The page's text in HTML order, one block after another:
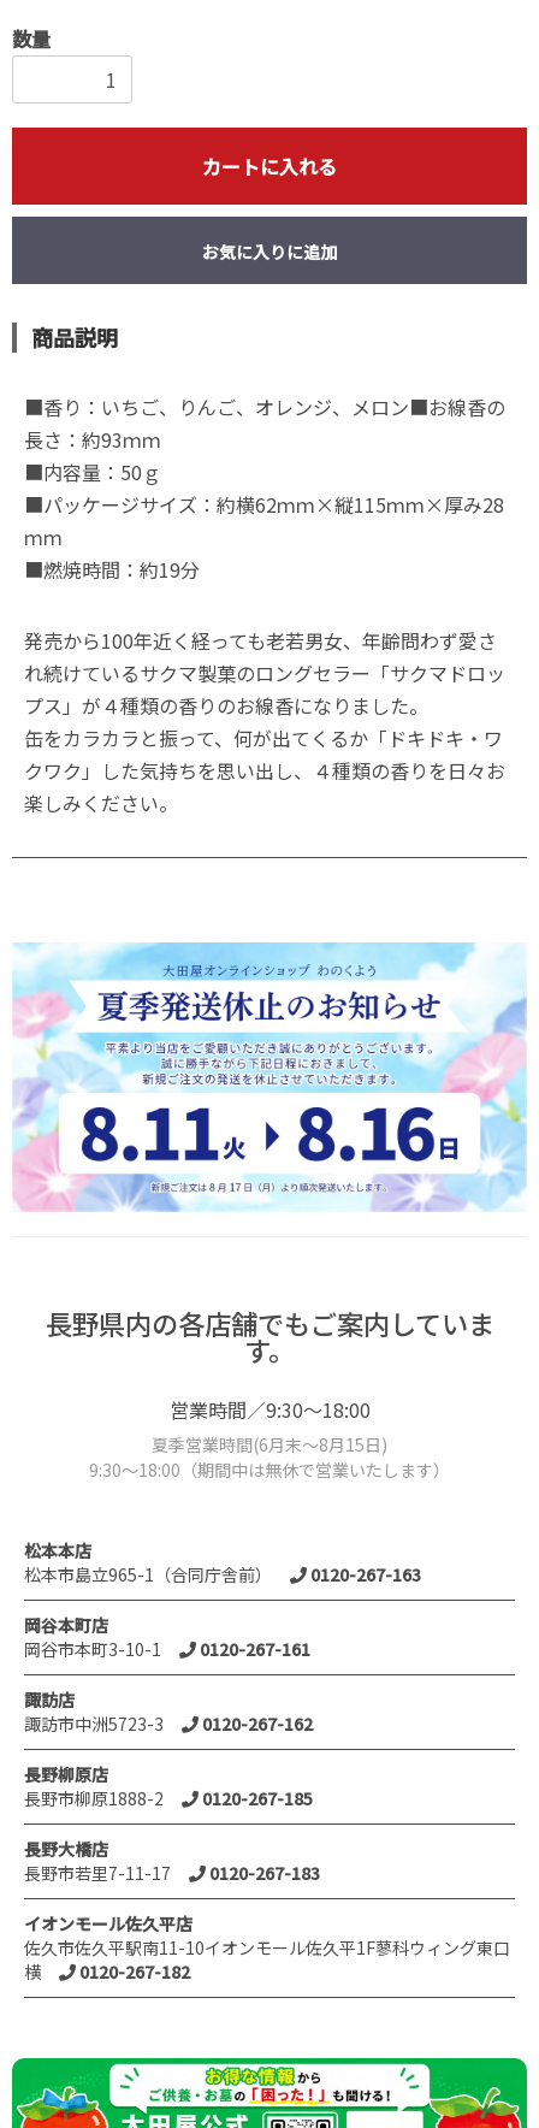
数量
カートに入れる
お気に入りに追加
商品説明
■香り：いちご、りんご、オレンジ、メロン■お線香の
長さ：約93ｍｍ
■内容量：50ｇ
■パッケージサイズ：約横62ｍｍ×縦115ｍｍ×厚み28
ｍｍ
■燃焼時間：約19分
発売から100年近く経っても老若男女、年齢問わず愛さ
れ続けているサクマ製菓のロングセラー「サクマドロッ
プス」が４種類の香りのお線香になりました。
缶をカラカラと振って、何が出てくるか「ドキドキ・ワ
クワク」した気持ちを思い出し、４種類の香りを日々お
楽しみください。
長野県内の各店舗でもご案内していま
す。
営業時間／9:30～18:00
夏季営業時間(6月末～8月15日)
9:30～18:00（期間中は無休で営業いたします）
松本本店
松本市島立965-1（合同庁舎前）
0120-267-163
岡谷本町店
岡谷市本町3-10-1
0120-267-161
諏訪店
諏訪市中洲5723-3
0120-267-162
長野柳原店
長野市柳原1888-2
0120-267-185
長野大橋店
長野市若里7-11-17
0120-267-183
イオンモール佐久平店
佐久市佐久平駅南11-10イオンモール佐久平1F蓼科ウィング東口
横
0120-267-182